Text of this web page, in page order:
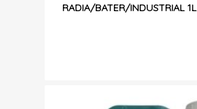
RADIA/BATER/INDUSTRIAL 1L